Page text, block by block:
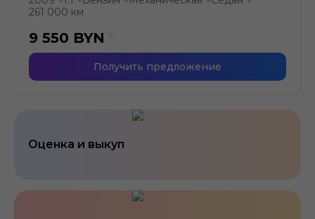
261 000 км
9 550 BYN
Получить предложение
Оценка и выкуп